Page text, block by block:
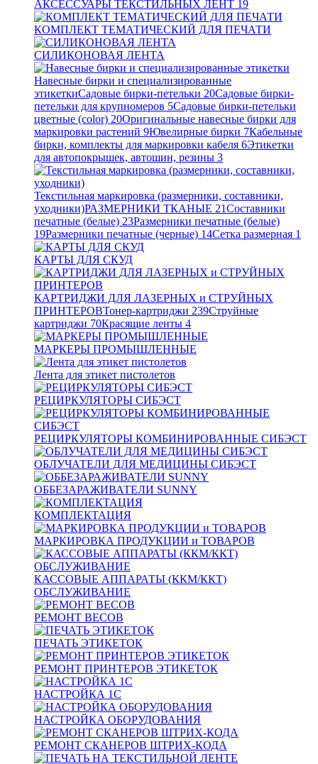
АКСЕССУАРЫ ТЕКСТИЛЬНЫХ ЛЕНТ 19
КОМПЛЕКТ ТЕМАТИЧЕСКИЙ ДЛЯ ПЕЧАТИ
СИЛИКОНОВАЯ ЛЕНТА
Навесные бирки и специализированные
этикеткиСадовые бирки-петельки 20Садовые бирки-
петельки для крупномеров 5Садовые бирки-петельки
цветные (color) 20Оригинальные навесные бирки для
маркировки растений 9Ювелирные бирки 7Кабельные
бирки, комплекты для маркировки кабеля 6Этикетки
для автопокрышек, автошин, резины 3
Текстильная маркировка (размерники, составники,
уходники)РАЗМЕРНИКИ ТКАНЫЕ 21Составники
печатные (белые) 23Размерники печатные (белые)
19Размерники печатные (черные) 14Сетка размерная 1
КАРТЫ ДЛЯ СКУД
КАРТРИДЖИ ДЛЯ ЛАЗЕРНЫХ и СТРУЙНЫХ
ПРИНТЕРОВТонер-картриджи 239Струйные
картриджи 70Красящие ленты 4
МАРКЕРЫ ПРОМЫШЛЕННЫЕ
Лента для этикет пистолетов
РЕЦИРКУЛЯТОРЫ СИБЭСТ
РЕЦИРКУЛЯТОРЫ КОМБИНИРОВАННЫЕ СИБЭСТ
ОБЛУЧАТЕЛИ ДЛЯ МЕДИЦИНЫ СИБЭСТ
ОББЕЗАРАЖИВАТЕЛИ SUNNY
КОМПЛЕКТАЦИЯ
МАРКИРОВКА ПРОДУКЦИИ и ТОВАРОВ
КАССОВЫЕ АППАРАТЫ (ККМ/ККТ)
ОБСЛУЖИВАНИЕ
РЕМОНТ ВЕСОВ
ПЕЧАТЬ ЭТИКЕТОК
РЕМОНТ ПРИНТЕРОВ ЭТИКЕТОК
НАСТРОЙКА 1С
НАСТРОЙКА ОБОРУДОВАНИЯ
РЕМОНТ СКАНЕРОВ ШТРИХ-КОДА